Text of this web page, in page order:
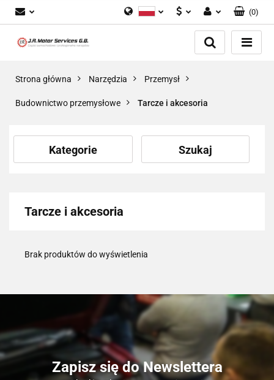
GBP
Zaloguj się
Dodaj zgłoszenie
(0)
Strona główna Narzędzia Przemysł
Budownictwo przemysłowe Tarcze i akcesoria
Kategorie Szukaj
Tarcze i akcesoria
Brak produktów do wyświetlenia
Zapisz się do Newslettera